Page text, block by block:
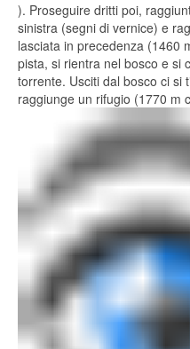
). Proseguire dritti poi,
sinistra (segni di vernice) e
lasciata in precedenza (1460
pista, si rientra nel bosco e si
torrente. Usciti dal bosco ci si
raggiunge un rifugio (1770 m